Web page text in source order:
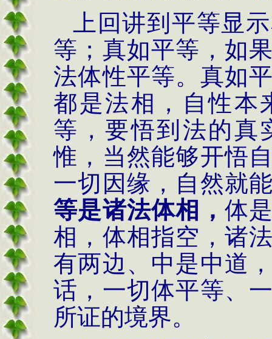
上回讲到平等显
等；真如平等，如
法体性平等。真如
都是法相，自性本
等，要悟到法的真
惟，当然能够开悟
一切因缘，自然就
等是诸法体相， 体
相，体相指空，诸
有两边、中是中道
话，一切体平等、
所证的境界。